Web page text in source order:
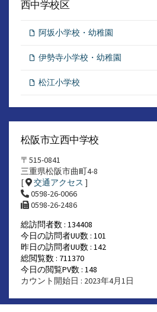
西中学校区
阿坂小学校・幼稚園
伊勢寺小学校・幼稚園
松江小学校
松阪市立西中学校
〒515-0841
三重県松阪市曲町4-8
[
交通アクセス ]
0598-26-0066
0598-26-2486
総訪問者数 : 134408
今日の訪問者UU数 : 101
昨日の訪問者UU数 : 142
総閲覧数 : 711370
今日の閲覧PV数 : 148
カウント開始日 : 2023年4月1日